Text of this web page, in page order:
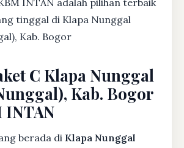
tinggal di Klapa Nunggal
Kab. Bogor
C Klapa Nunggal
Kab. Bogor
INTAN
berada di Klapa Nunggal